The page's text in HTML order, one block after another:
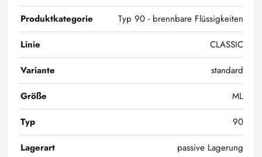
Produktkategorie
Typ 90 - brennbare Flüssigkeiten
Linie
CLASSIC
Variante
standard
Größe
ML
Typ
90
Lagerart
passive Lagerung